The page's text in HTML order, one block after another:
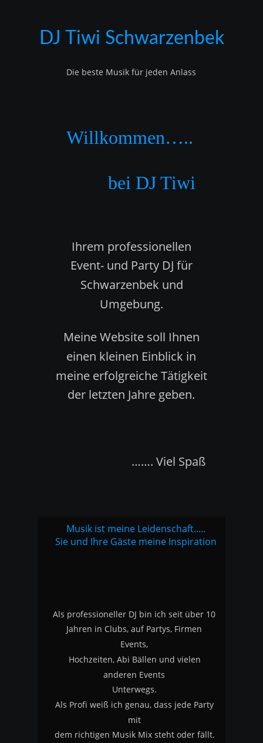
DJ Tiwi Schwarzenbek
Die beste Musik für jeden Anlass
Ihrem professionellen
Event- und Party DJ für
Schwarzenbek und
Umgebung.
Meine Website soll Ihnen
einen kleinen Einblick in
meine erfolgreiche Tätigkeit
der letzten Jahre geben.
                         ……. Viel Spaß
Als professioneller DJ bin ich seit über 10
Jahren in Clubs, auf Partys, Firmen
Events,
Hochzeiten, Abi Bällen und vielen
anderen Events
Unterwegs.
Als Profi weiß ich genau, dass jede Party
mit
dem richtigen Musik Mix steht oder fällt.
Willkommen…..
          bei DJ Tiwi
Musik ist meine Leidenschaft.....
Sie und Ihre Gäste meine Inspiration